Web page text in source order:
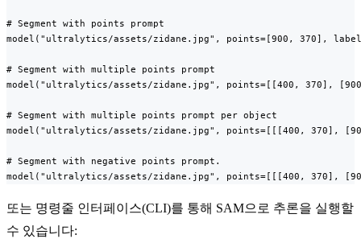
# Segment with points prompt
model("ultralytics/assets/zidane.jpg", points=[900, 370],
# Segment with multiple points prompt
model("ultralytics/assets/zidane.jpg", points=[[400, 370],
# Segment with multiple points prompt per object
model("ultralytics/assets/zidane.jpg", points=[[[400, 370],
# Segment with negative points prompt.
model("ultralytics/assets/zidane.jpg", points=[[[400, 370],
또는 명령줄 인터페이스(CLI)를 통해 SAM으로 추론을 실행할
수 있습니다: